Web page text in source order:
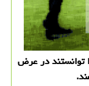
توانستند در عرض